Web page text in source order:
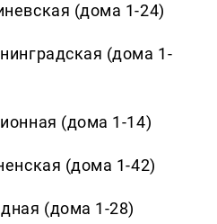
(дома 1-24)
(дома 1-
(дома 1-14)
(дома 1-42)
(дома 1-28)